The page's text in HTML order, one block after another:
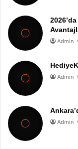
Admin
Admin
Admin